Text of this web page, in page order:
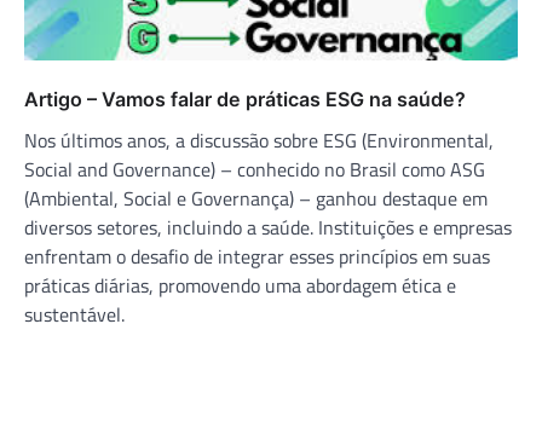
Artigo – Vamos falar de práticas ESG na saúde?
Nos últimos anos, a discussão sobre ESG (Environmental,
Social and Governance) – conhecido no Brasil como ASG
(Ambiental, Social e Governança) – ganhou destaque em
diversos setores, incluindo a saúde. Instituições e empresas
enfrentam o desafio de integrar esses princípios em suas
práticas diárias, promovendo uma abordagem ética e
sustentável.